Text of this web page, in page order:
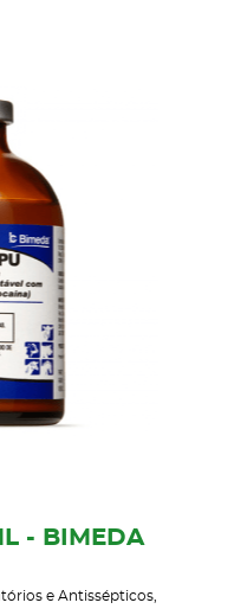
- BIMEDA
e Antissépticos